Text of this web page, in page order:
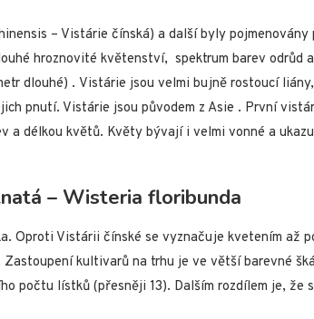
– Vistárie čínská) a další byly
hroznovité květenství, spektrum barev odrůd
dlouhé) . Vistárie jsou velmi bujně rostoucí
pnutí. Vistárie jsou původem z Asie . První
a délkou květů. Květy bývají i velmi vonné a
– Wisteria floribunda
Oproti Vistárii čínské se vyznačuje kvetením až
kultivarů na trhu je ve větší barevné
počtu lístků (přesněji 13). Dalším rozdílem je, že